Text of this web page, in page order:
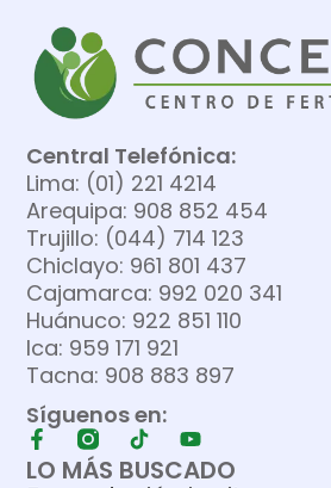
Central Telefónica:
Lima: (01) 221 4214
Arequipa: 908 852 454
Trujillo: (044) 714 123
Chiclayo: 961 801 437
Cajamarca: 992 020 341
Huánuco: 922 851 110
Ica: 959 171 921
Tacna: 908 883 897
Síguenos en:
LO MÁS BUSCADO